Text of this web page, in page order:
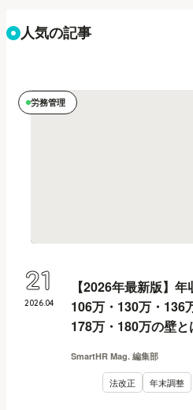
人気の記事
労務管理
【2026年最新版】
106万・130万・136
178万・180万の壁と
SmartHR Mag. 編集部
法改正 年末調整
2026.04
21